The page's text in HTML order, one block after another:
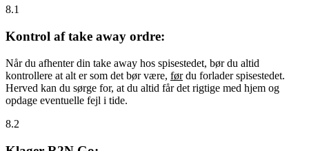
8.1
Kontrol af take away ordre:
Når du afhenter din take away hos spisestedet, bør du altid
kontrollere at alt er som det bør være, førdu forlader spisestedet.
Herved kan du sørge for, at du altid får det rigtige med hjem og
opdage eventuelle fejl i tide.
8.2